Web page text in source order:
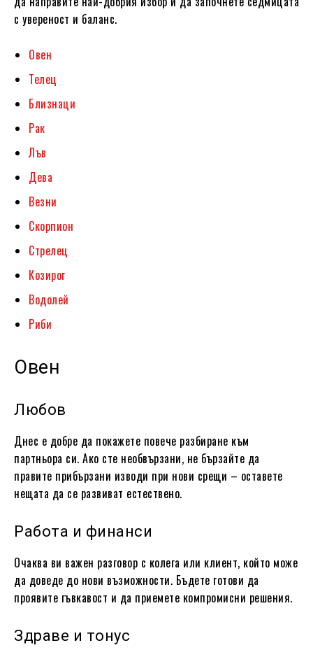
с увереност и баланс.
Овен
Телец
Близнаци
Рак
Лъв
Дева
Везни
Скорпион
Стрелец
Козирог
Водолей
Риби
Овен
Любов
Днес е добре да покажете повече разбиране към
партньора си. Ако сте необвързани, не бързайте да
правите прибързани изводи при нови срещи – оставете
нещата да се развиват естествено.
Работа и финанси
Очаква ви важен разговор с колега или клиент, който може
да доведе до нови възможности. Бъдете готови да
проявите гъвкавост и да приемете компромисни решения.
Здраве и тонус